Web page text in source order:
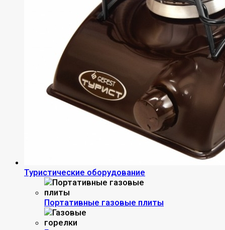
Туристические оборудование
Портативные газовые плиты